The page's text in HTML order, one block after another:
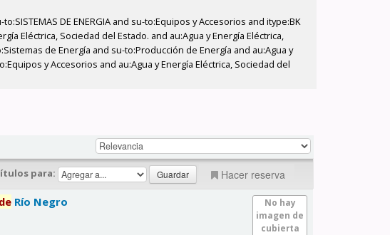
DE ENERGIA and su-to:Equipos y Accesorios and itype:BK
Eléctrica, Sociedad del Estado. and au:Agua y Energía Eléctrica,
de Energía and su-to:Producción de Energía and au:Agua y
y Accesorios and au:Agua y Energía Eléctrica, Sociedad del
para: Hacer reserva
No hay
imagen de
cubierta
de Río Negro